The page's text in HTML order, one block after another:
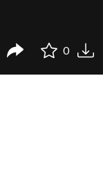
0